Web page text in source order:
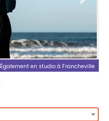
Également en studio à Francheville